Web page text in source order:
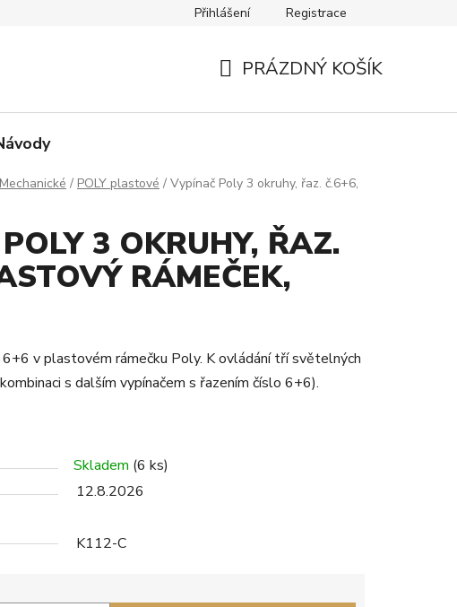
KontaktyPřihlášení Registrace
PRÁZDNÝ KOŠÍK
Mechanické / POLY plastové / Vypínač Poly 3 okruhy, řaz. č.6+6,
3 OKRUHY, ŘAZ.
RÁMEČEK,
v plastovém rámečku Poly. K ovládání tří světelných
s dalším vypínačem s řazením číslo 6+6).
Skladem (6 ks)
12.8.2026
K112-C